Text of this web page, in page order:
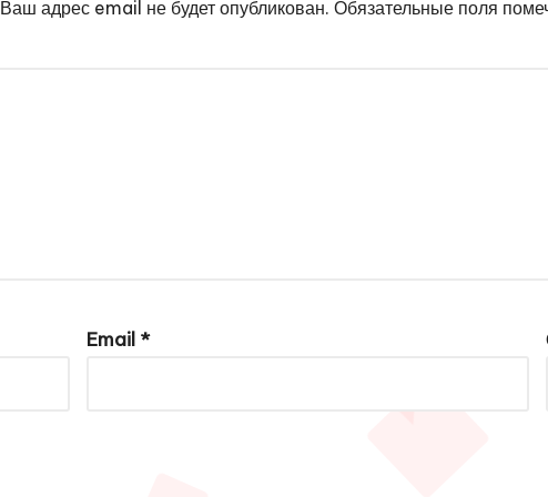
Ваш адрес email не будет опубликован. Обязательные поля
Email *